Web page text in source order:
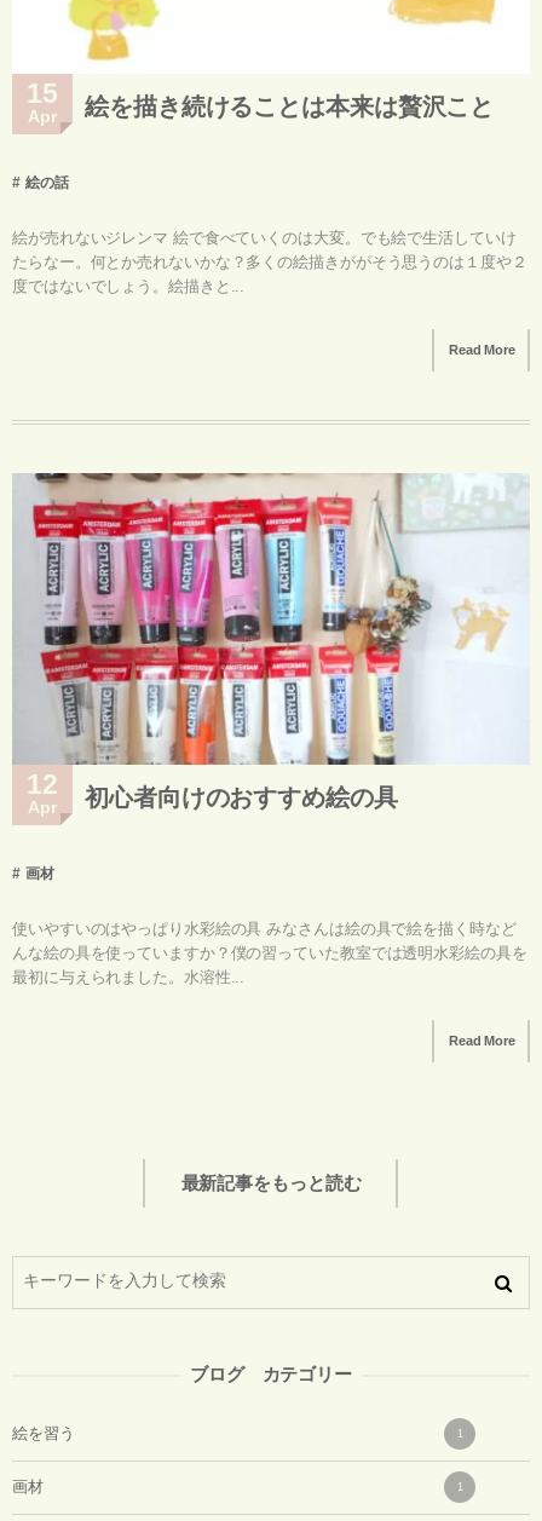
15
Apr 絵を描き続けることは本来は贅沢こと
絵の話
絵が売れないジレンマ 絵で食べていくのは大変。でも絵で生活していけ
たらなー。何とか売れないかな？多くの絵描きががそう思うのは１度や２
度ではないでしょう。絵描きと...
Read More
12
Apr 初心者向けのおすすめ絵の具
画材
使いやすいのはやっぱり水彩絵の具 みなさんは絵の具で絵を描く時など
んな絵の具を使っていますか？僕の習っていた教室では透明水彩絵の具を
最初に与えられました。水溶性...
Read More
最新記事をもっと読む
ブログ カテゴリー
絵を習う 1
画材 1